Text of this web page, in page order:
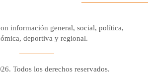
información general, social, política,
deportiva y regional.
Todos los derechos reservados.